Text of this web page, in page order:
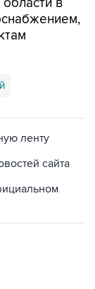
ленту
сайта